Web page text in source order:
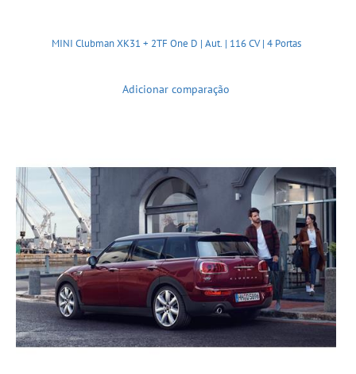
MINI Clubman XK31 + 2TF One D | Aut. | 116 CV | 4 Portas
Adicionar comparação